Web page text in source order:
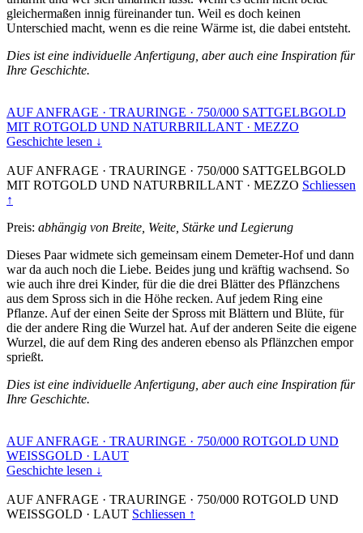
gleichermaßen innig füreinander tun. Weil es doch keinen
Unterschied macht, wenn es die reine Wärme ist, die dabei entsteht.
Dies ist eine individuelle Anfertigung, aber auch eine Inspiration für
Ihre Geschichte.
AUF ANFRAGE · TRAURINGE · 750/000 SATTGELBGOLD
MIT ROTGOLD UND NATURBRILLANT · MEZZO
Geschichte lesen ↓
AUF ANFRAGE · TRAURINGE · 750/000 SATTGELBGOLD
MIT ROTGOLD UND NATURBRILLANT · MEZZO Schliessen
↑
Preis: abhängig von Breite, Weite, Stärke und Legierung
Dieses Paar widmete sich gemeinsam einem Demeter-Hof und dann
war da auch noch die Liebe. Beides jung und kräftig wachsend. So
wie auch ihre drei Kinder, für die die drei Blätter des Pflänzchens
aus dem Spross sich in die Höhe recken. Auf jedem Ring eine
Pflanze. Auf der einen Seite der Spross mit Blättern und Blüte, für
die der andere Ring die Wurzel hat. Auf der anderen Seite die eigene
Wurzel, die auf dem Ring des anderen ebenso als Pflänzchen empor
sprießt.
Dies ist eine individuelle Anfertigung, aber auch eine Inspiration für
Ihre Geschichte.
AUF ANFRAGE · TRAURINGE · 750/000 ROTGOLD UND
WEISSGOLD · LAUT
Geschichte lesen ↓
AUF ANFRAGE · TRAURINGE · 750/000 ROTGOLD UND
WEISSGOLD · LAUT Schliessen ↑